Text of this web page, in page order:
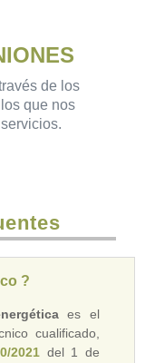
de los
que nos
?
es el
cualificado,
2021 del 1 de